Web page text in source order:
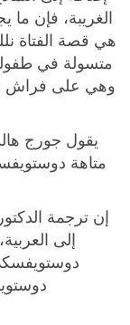
الغريبة، فإن ما
هي قصة الفتاة
متسولة في
وهي على فراش
يقول جورج
متاهة
إلى